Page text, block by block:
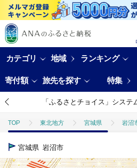
カテゴリ 地域 ランキング
寄付額 旅先を探す 特集
「ふるさとチョイス」システ
TOP 東北地方 宮城県 岩沼
TOP
宮城県 岩沼市